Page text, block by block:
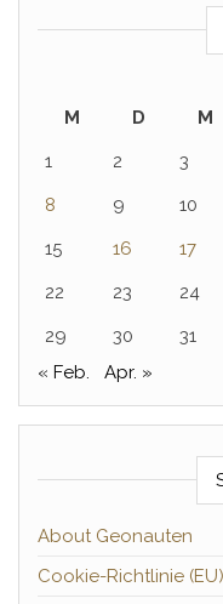
M
D M
1
2 3
8
9 10
15
16 17
22
23 24
29
30
31
« Feb.
Apr. »
About Geonauten
Cookie-Richtlinie (EU)